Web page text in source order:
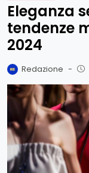
Eleganza
tendenze
2024
Redazione -